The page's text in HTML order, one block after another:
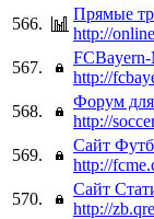
566.
Прямые
http://
567.
http://
568.
Форум
http://
569.
Сайт
http://
570.
Сайт
http://